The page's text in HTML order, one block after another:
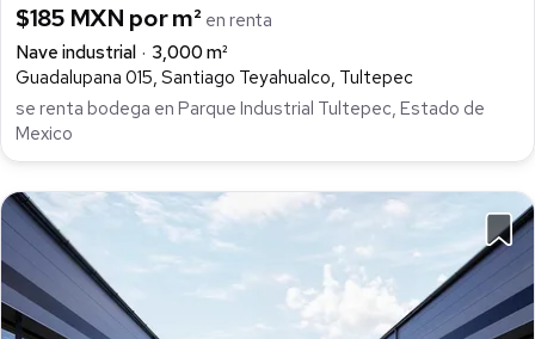
$185 MXN por m² en renta
Nave industrial
3,000 m²
Guadalupana 015, Santiago Teyahualco, Tultepec
se renta bodega en Parque Industrial Tultepec, Estado de
Mexico